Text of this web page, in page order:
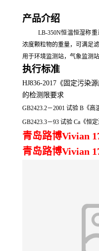
产品介绍
LB-350N恒温恒湿称重
浓度颗粒物的重量，可满足
用于环境监测站，气象监测
执行标准
HJ836-2017《固定污染
的检测限要求
GB2423.2－2001 试验 B《高
GB2423.3－93 试验 Ca《恒
青岛路博Vivian
青岛路博Vivian